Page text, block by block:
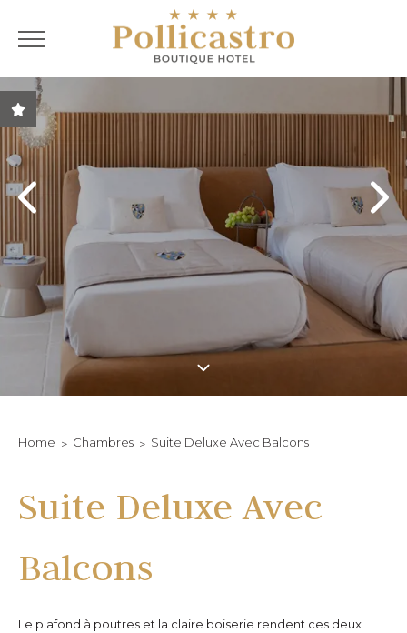
Garantie du meilleur
Offres spéciales
Solutions
personnalisées pour le
salon
Home Chambres Suite Deluxe Avec Balcons
Suite Deluxe Avec
Balcons
Le plafond à poutres et la claire boiserie rendent ces deux